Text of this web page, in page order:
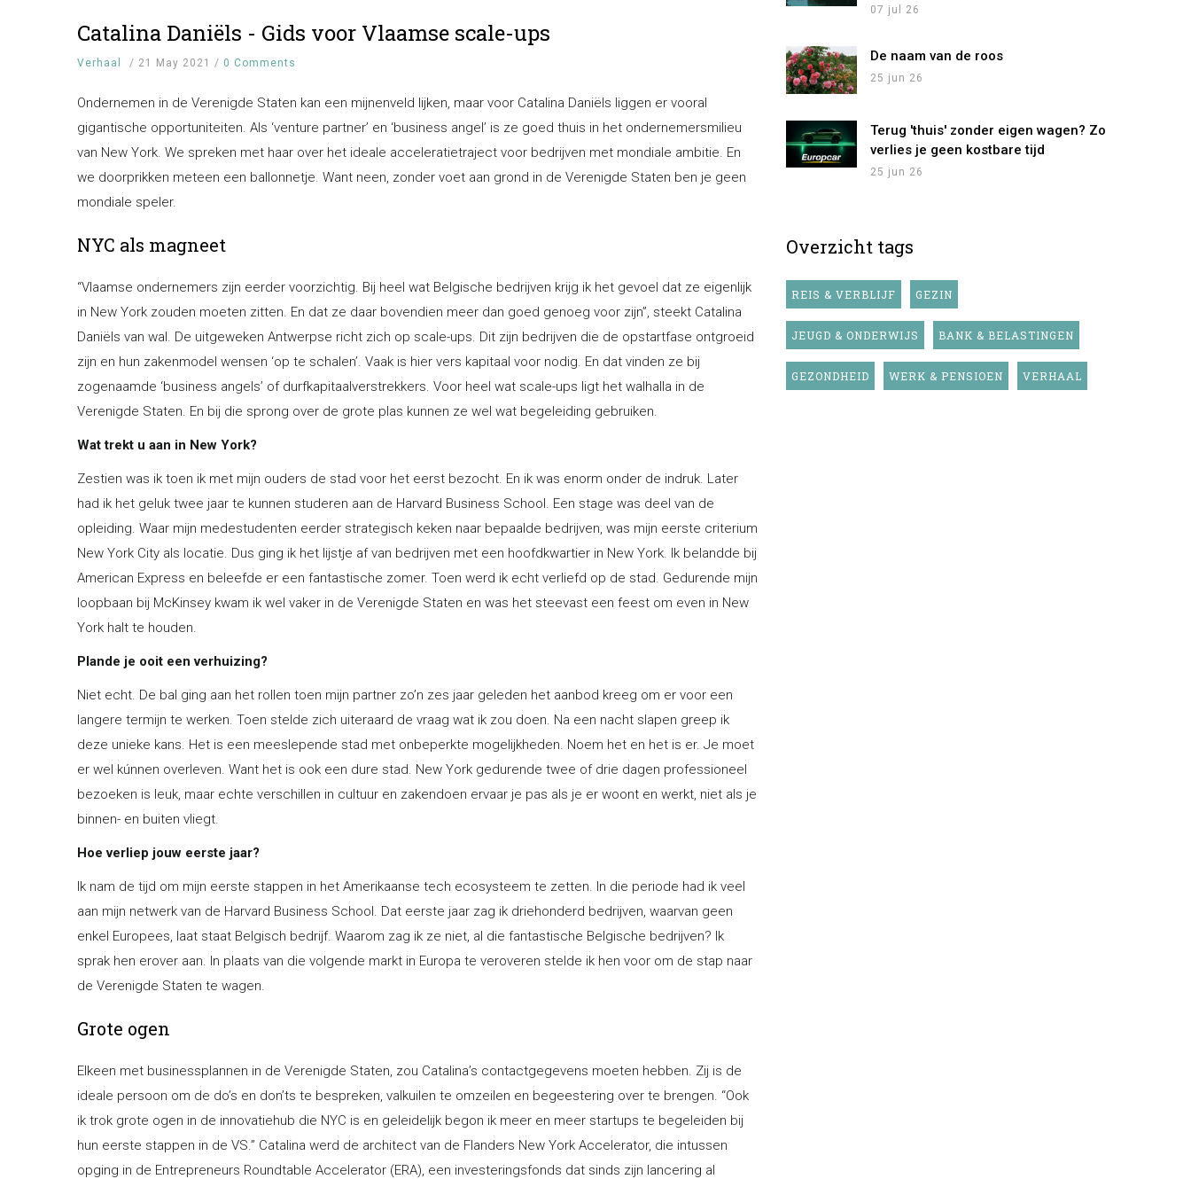
Catalina Daniëls - Gids voor Vlaamse scale-ups
Verhaal / 21 May 2021 / 0 Comments
Ondernemen in de Verenigde Staten kan een mijnenveld lijken, maar voor Catalina Daniëls liggen er vooral
gigantische opportuniteiten. Als ‘venture partner’ en ‘business angel’ is ze goed thuis in het ondernemersmilieu
van New York. We spreken met haar over het ideale acceleratietraject voor bedrijven met mondiale ambitie. En
we doorprikken meteen een ballonnetje. Want neen, zonder voet aan grond in de Verenigde Staten ben je geen
mondiale speler.
NYC als magneet
“Vlaamse ondernemers zijn eerder voorzichtig. Bij heel wat Belgische bedrijven krijg ik het gevoel dat ze eigenlijk
in New York zouden moeten zitten. En dat ze daar bovendien meer dan goed genoeg voor zijn”, steekt Catalina
Daniëls van wal. De uitgeweken Antwerpse richt zich op scale-ups. Dit zijn bedrijven die de opstartfase ontgroeid
zijn en hun zakenmodel wensen ‘op te schalen’. Vaak is hier vers kapitaal voor nodig. En dat vinden ze bij
zogenaamde ‘business angels’ of durfkapitaalverstrekkers. Voor heel wat scale-ups ligt het walhalla in de
Verenigde Staten. En bij die sprong over de grote plas kunnen ze wel wat begeleiding gebruiken.
Wat trekt u aan in New York?
Zestien was ik toen ik met mijn ouders de stad voor het eerst bezocht. En ik was enorm onder de indruk. Later
had ik het geluk twee jaar te kunnen studeren aan de Harvard Business School. Een stage was deel van de
opleiding. Waar mijn medestudenten eerder strategisch keken naar bepaalde bedrijven, was mijn eerste criterium
New York City als locatie. Dus ging ik het lijstje af van bedrijven met een hoofdkwartier in New York. Ik belandde bij
American Express en beleefde er een fantastische zomer. Toen werd ik echt verliefd op de stad. Gedurende mijn
loopbaan bij McKinsey kwam ik wel vaker in de Verenigde Staten en was het steevast een feest om even in New
York halt te houden.
Plande je ooit een verhuizing?
Niet echt. De bal ging aan het rollen toen mijn partner zo’n zes jaar geleden het aanbod kreeg om er voor een
langere termijn te werken. Toen stelde zich uiteraard de vraag wat ik zou doen. Na een nacht slapen greep ik
deze unieke kans. Het is een meeslepende stad met onbeperkte mogelijkheden. Noem het en het is er. Je moet
er wel kúnnen overleven. Want het is ook een dure stad. New York gedurende twee of drie dagen professioneel
bezoeken is leuk, maar echte verschillen in cultuur en zakendoen ervaar je pas als je er woont en werkt, niet als je
binnen- en buiten vliegt.
Hoe verliep jouw eerste jaar?
Ik nam de tijd om mijn eerste stappen in het Amerikaanse tech ecosysteem te zetten. In die periode had ik veel
aan mijn netwerk van de Harvard Business School. Dat eerste jaar zag ik driehonderd bedrijven, waarvan geen
enkel Europees, laat staat Belgisch bedrijf. Waarom zag ik ze niet, al die fantastische Belgische bedrijven? Ik
sprak hen erover aan. In plaats van die volgende markt in Europa te veroveren stelde ik hen voor om de stap naar
de Verenigde Staten te wagen.
Grote ogen
Elkeen met businessplannen in de Verenigde Staten, zou Catalina’s contactgegevens moeten hebben. Zij is de
ideale persoon om de do’s en don’ts te bespreken, valkuilen te omzeilen en begeestering over te brengen. “Ook
ik trok grote ogen in de innovatiehub die NYC is en geleidelijk begon ik meer en meer startups te begeleiden bij
hun eerste stappen in de VS.” Catalina werd de architect van de Flanders New York Accelerator, die intussen
opging in de Entrepreneurs Roundtable Accelerator (ERA), een investeringsfonds dat sinds zijn lancering al
07 jul 26
De naam van de roos
25 jun 26
Terug 'thuis' zonder eigen wagen? Zo
verlies je geen kostbare tijd
25 jun 26
Overzicht tags
REIS & VERBLIJF GEZIN
JEUGD & ONDERWIJS BANK & BELASTINGEN
GEZONDHEID WERK & PENSIOEN VERHAAL